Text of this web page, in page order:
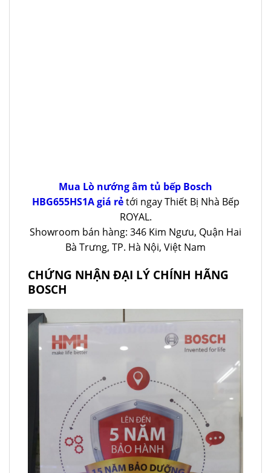
Mua Lò nướng âm tủ bếp Bosch
HBG655HS1A giá rẻtới ngay Thiết Bị Nhà Bếp
ROYAL.
Showroom bán hàng: 346 Kim Ngưu, Quận Hai
Bà Trưng, TP. Hà Nội, Việt Nam
CHỨNG NHẬN ĐẠI LÝ CHÍNH HÃNG
BOSCH